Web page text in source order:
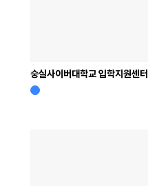
숭실사이버대학교 입학지원센터